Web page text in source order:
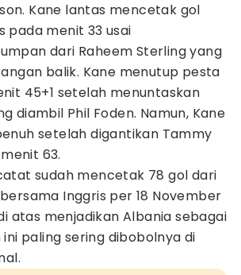
Kane lantas mencetak gol
pada menit 33 usai
dari Raheem Sterling yang
balik. Kane menutup pesta
45+1 setelah menuntaskan
diambil Phil Foden. Namun, Kane
setelah digantikan Tammy
63.
sudah mencetak 78 gol dari
Inggris per 18 November
atas menjadikan Albania sebagai
paling sering dibobolnya di